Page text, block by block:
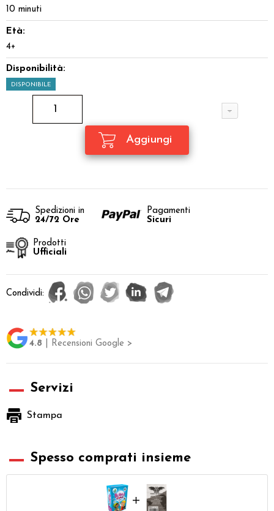
10 minuti
Età:
4+
Disponibilità:
DISPONIBILE
Spedizioni in
24/72 Ore
Pagamenti
Sicuri
Prodotti
Ufficiali
Condividi:
4.8 | Recensioni Google >
Servizi
Stampa
Spesso comprati insieme